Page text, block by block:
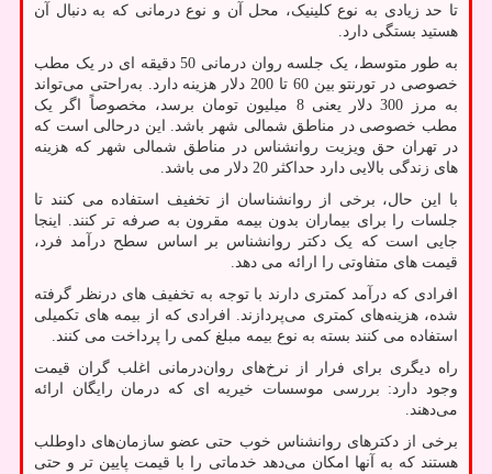
تا حد زیادی به نوع کلینیک، محل آن و نوع درمانی که به دنبال آن
هستید بستگی دارد.
به طور متوسط، یک جلسه روان درمانی 50 دقیقه ای در یک مطب
خصوصی در تورنتو بین 60 تا 200 دلار هزینه دارد. به‌راحتی می‌تواند
به مرز 300 دلار یعنی 8 میلیون تومان برسد، مخصوصاً اگر یک
مطب خصوصی در مناطق شمالی شهر باشد. این درحالی است که
در تهران حق ویزیت روانشناس در مناطق شمالی شهر که هزینه
های زندگی بالایی دارد حداکثر 20 دلار می باشد.
با این حال، برخی از روانشناسان از تخفیف استفاده می کنند تا
جلسات را برای بیماران بدون بیمه مقرون به صرفه تر کنند. اینجا
جایی است که یک دکتر روانشناس بر اساس سطح درآمد فرد،
قیمت های متفاوتی را ارائه می دهد.
افرادی که درآمد کمتری دارند با توجه به تخفیف های درنظر گرفته
شده، هزینه‌های کمتری می‌پردازند. افرادی که از بیمه های تکمیلی
استفاده می کنند بسته به نوع بیمه مبلغ کمی را پرداخت می کنند.
راه دیگری برای فرار از نرخ‌های روان‌درمانی اغلب گران ‌قیمت
وجود دارد: بررسی موسسات خیریه ‌ای که درمان رایگان ارائه
می‌دهند.
برخی از دکترهای روانشناس خوب حتی عضو سازمان‌های داوطلب
هستند که به آنها امکان می‌دهد خدماتی را با قیمت پایین ‌تر و حتی